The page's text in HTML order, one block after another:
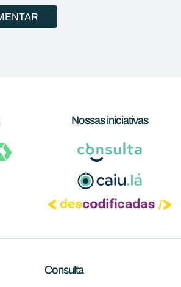
Nossas iniciativas
Consulta